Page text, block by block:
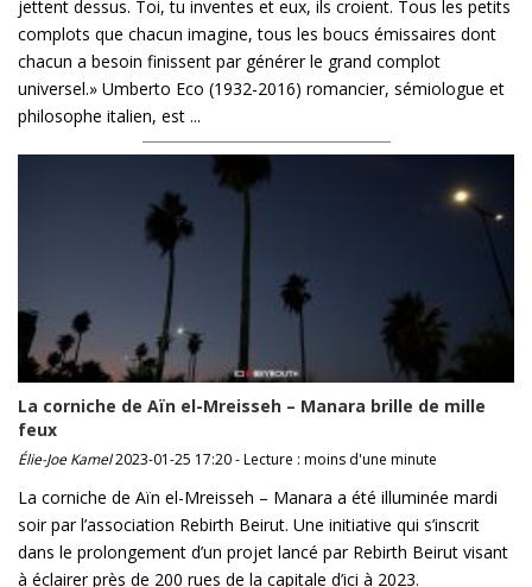
jettent dessus. Toi, tu inventes et eux, ils croient. Tous les petits
complots que chacun imagine, tous les boucs émissaires dont
chacun a besoin finissent par générer le grand complot
universel.» Umberto Eco (1932-2016) romancier, sémiologue et
philosophe italien, est ...
La corniche de Aïn el-Mreisseh – Manara brille de mille
feux
Élie-Joe Kamel2023-01-25 17:20 - Lecture : moins d'une minute
La corniche de Aïn el-Mreisseh – Manara a été illuminée mardi
soir par l’association Rebirth Beirut. Une initiative qui s’inscrit
dans le prolongement d’un projet lancé par Rebirth Beirut visant
à éclairer près de 200 rues de la capitale d’ici à 2023.